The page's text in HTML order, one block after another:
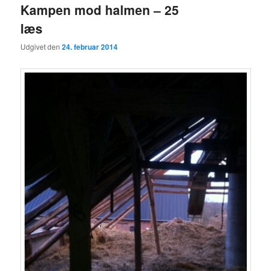
Kampen mod halmen – 25
læs
Udgivet den24. februar 2014